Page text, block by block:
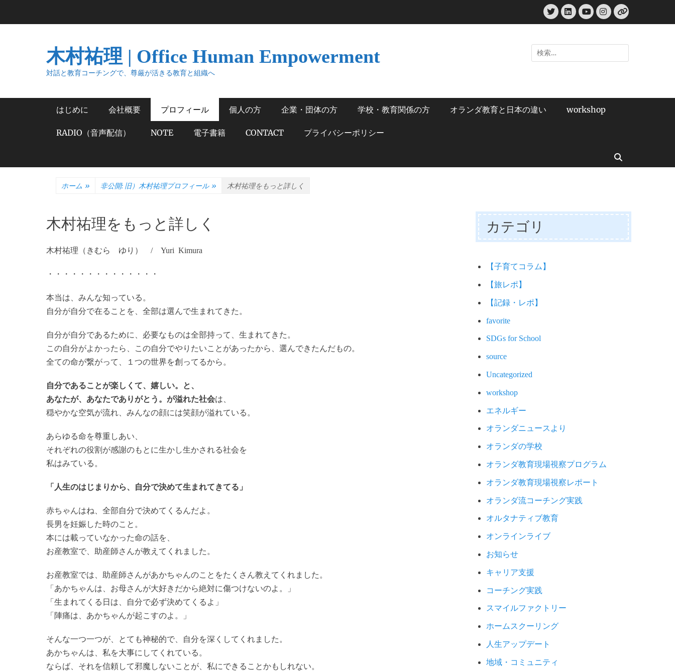
キ
TwitterLinkedIn
YouTube
Instagram
リ
ン
木村祐理 | Office Human Empowerment
対話と教育コーチングで、尊厳が活きる教育と組織へ
検
索:
メインメニュー
はじめに 会社概要 プロフィール 個人の方 企業・団体の方 学校・教育関係の方 オランダ教育と日本の違い workshop
RADIO（音声配信） NOTE 電子書籍 CONTACT プライバシーポリシー
ホーム » 非公開: 旧）木村祐理プロフィール » 木村祐理をもっと詳しく
木村祐理をもっと詳しく
木村祐理（きむら ゆり） / Yuri Kimura
・・・・・・・・・・・・・・
本当は、みんな知っている。
自分が自分で在ることを、全部は選んで生まれてきた。
自分が自分であるために、必要なものは全部持って、生まれてきた。
この自分がよかったら、この自分でやりたいことがあったから、選んできたんだもの。
全ての命が繋がって、１つの世界を創ってるから。
自分であることが楽しくて、嬉しい。と、
あなたが、あなたでありがとう。が溢れた社会は、
穏やかな空気が流れ、みんなの顔には笑顔が溢れている。
あらゆる命を尊重しあい、
それぞれの役割が感謝のもとに生かし生かされる社会を
私はみている。
「人生のはじまりから、自分で決めて生まれてきてる」
赤ちゃんはね、全部自分で決めてくるんだよ。
長男を妊娠した時のこと。
本には載っていなかった命の話を、
お産教室で、助産師さんが教えてくれました。
お産教室では、助産師さんがあかちゃんのことをたくさん教えてくれました。
「あかちゃんは、お母さんが大好きだから絶対に傷つけないのよ。」
「生まれてくる日は、自分で必ず決めてくるよ」
「陣痛は、あかちゃんが起こすのよ。」
そんな一つ一つが、とても神秘的で、自分を深くしてくれました。
あかちゃんは、私を大事にしてくれている。
ならば、それを信頼して邪魔しないことが、私にできることかもしれない。
カテゴリ
【子育てコラム】
【旅レポ】
【記録・レポ】
favorite
SDGs for School
source
Uncategorized
workshop
エネルギー
オランダニュースより
オランダの学校
オランダ教育現場視察プログラム
オランダ教育現場視察レポート
オランダ流コーチング実践
オルタナティブ教育
オンラインライブ
お知らせ
キャリア支援
コーチング実践
スマイルファクトリー
ホームスクーリング
人生アップデート
地域・コミュニティ